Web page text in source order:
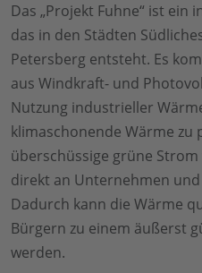
Das „Projekt Fuhne“ ist ein
das in den Städten
Petersberg entsteht. Es
aus Windkraft- und
Nutzung industrieller
klimaschonende Wärme zu
überschüssige grüne
direkt an Unternehmen
Dadurch kann die Wärme
Bürgern zu einem äußerst
werden.